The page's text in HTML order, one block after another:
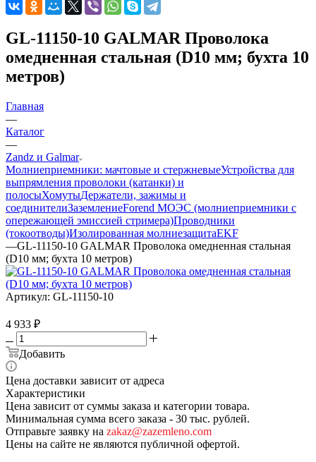
GL-11150-10 GALMAR Проволока
омедненная стальная (D10 мм; бухта 10
метров)
Главная
—
Каталог
—
Zandz и Galmar
Молниеприемники: мачтовые и стержневыеУстройства для
выпрямления проволоки (катанки) и
полосыХомутыДержатели, зажимы и
соединителиЗаземлениеForend МОЭС (молниеприемники с
опережающей эмиссией стримера)Проводники
(токоотводы)Изолированная молниезащитаEKF
—GL-11150-10 GALMAR Проволока омедненная стальная
(D10 мм; бухта 10 метров)
Артикул: GL-11150-10
4 933 ₽
Добавить
Цена доставки зависит от адреса
Характеристики
Цена зависит от суммы заказа и категории товара.
Минимальная сумма всего заказа - 30 тыс. рублей.
Отправьте заявку на zakaz@zazemleno.com
Цены на сайте не являются публичной офертой.